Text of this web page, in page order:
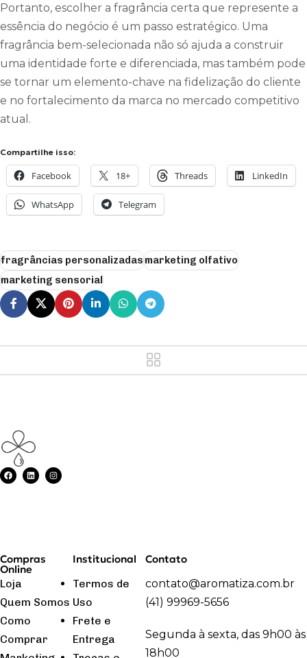
Portanto, escolher a fragrância certa que represente a
essência do negócio é um passo estratégico. Uma
fragrância bem-selecionada não só ajuda a construir
uma identidade forte e diferenciada, mas também pode
se tornar um elemento-chave na fidelização do cliente
e no fortalecimento da marca no mercado competitivo
atual.
Compartilhe isso:
Facebook 18+ Threads LinkedIn
WhatsApp Telegram
fragrâncias personalizadasmarketing olfativo
marketing sensorial
Compras
Online
Loja
Quem Somos
Como
Comprar
Institucional
Termos de
Uso
Frete e
Entrega
Contato
contato@aromatiza.com.br
(41) 99969-5656
Segunda à sexta, das 9h00 às
18h00